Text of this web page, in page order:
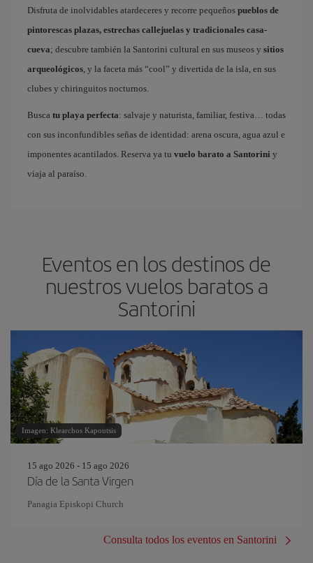
Disfruta de inolvidables atardeceres y recorre pequeños pueblos de
pintorescas plazas, estrechas callejuelas y tradicionales casa-
cueva; descubre también la Santorini cultural en sus museos y sitios
arqueológicos, y la faceta más “cool” y divertida de la isla, en sus
clubes y chiringuitos nocturnos.
Busca tu playa perfecta: salvaje y naturista, familiar, festiva… todas
con sus inconfundibles señas de identidad: arena oscura, agua azul e
imponentes acantilados. Reserva ya tu vuelo barato a Santorini y
viaja al paraíso.
Eventos en los destinos de
nuestros vuelos baratos a
Santorini
Imagen: Klearchos Kapoutsis
15 ago 2026 - 15 ago 2026
Día de la Santa Virgen
Panagia Episkopi Church
Consulta todos los eventos en Santorini